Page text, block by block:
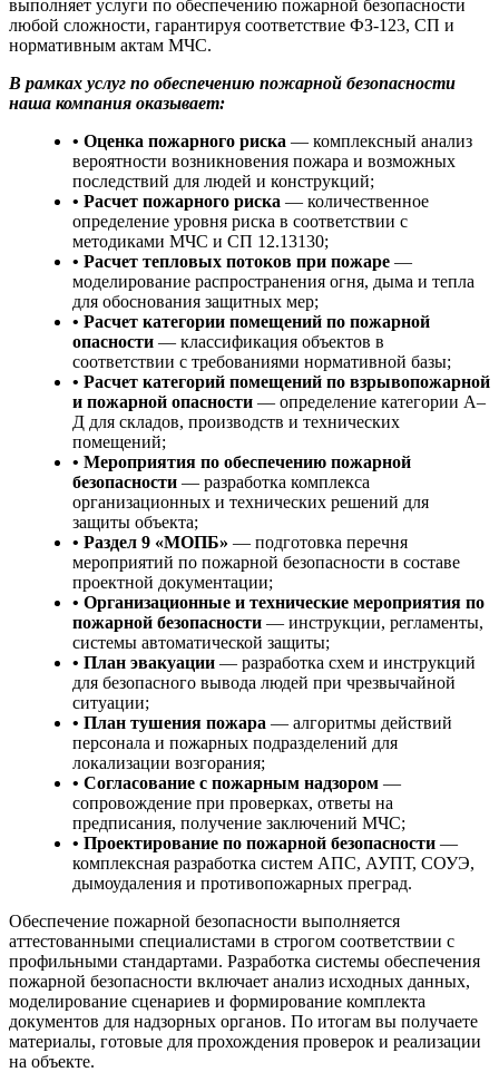
выполняет услуги по обеспечению пожарной безопасности
любой сложности, гарантируя соответствие ФЗ-123, СП и
нормативным актам МЧС.
В рамках услуг по обеспечению пожарной безопасности
наша компания оказывает:
• Оценка пожарного риска — комплексный анализ
вероятности возникновения пожара и возможных
последствий для людей и конструкций;
• Расчет пожарного риска — количественное
определение уровня риска в соответствии с
методиками МЧС и СП 12.13130;
• Расчет тепловых потоков при пожаре —
моделирование распространения огня, дыма и тепла
для обоснования защитных мер;
• Расчет категории помещений по пожарной
опасности — классификация объектов в
соответствии с требованиями нормативной базы;
• Расчет категорий помещений по взрывопожарной
и пожарной опасности — определение категории А–
Д для складов, производств и технических
помещений;
• Мероприятия по обеспечению пожарной
безопасности — разработка комплекса
организационных и технических решений для
защиты объекта;
• Раздел 9 «МОПБ» — подготовка перечня
мероприятий по пожарной безопасности в составе
проектной документации;
• Организационные и технические мероприятия по
пожарной безопасности — инструкции, регламенты,
системы автоматической защиты;
• План эвакуации — разработка схем и инструкций
для безопасного вывода людей при чрезвычайной
ситуации;
• План тушения пожара — алгоритмы действий
персонала и пожарных подразделений для
локализации возгорания;
• Согласование с пожарным надзором —
сопровождение при проверках, ответы на
предписания, получение заключений МЧС;
• Проектирование по пожарной безопасности —
комплексная разработка систем АПС, АУПТ, СОУЭ,
дымоудаления и противопожарных преград.
Обеспечение пожарной безопасности выполняется
аттестованными специалистами в строгом соответствии с
профильными стандартами. Разработка системы обеспечения
пожарной безопасности включает анализ исходных данных,
моделирование сценариев и формирование комплекта
документов для надзорных органов. По итогам вы получаете
материалы, готовые для прохождения проверок и реализации
на объекте.